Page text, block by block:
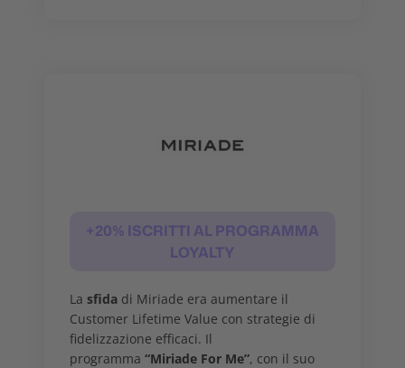
+20% ISCRITTI AL PROGRAMMA
LOYALTY
Lasfida di Miriade era aumentare il
Customer Lifetime Value con strategie di
fidelizzazione efficaci. Il
programma“Miriade For Me”, con il suo